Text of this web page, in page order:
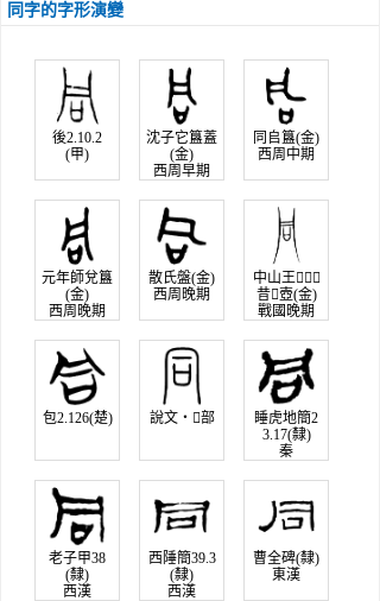
同字的字形演變
後2.10.2
(甲)
沈子它簋蓋
(金)
西周早期
同𠂤簋(金)
西周中期
元年師兌簋
(金)
西周晚期
散氏盤(金)
西周晚期
中山王
昔壺(金)
戰國晚期
包2.126(楚) 說文‧𠔼部
睡虎地簡2
3.17(隸)
秦
老子甲38
(隸)
西漢
西陲簡39.3
(隸)
西漢
曹全碑(隸)
東漢